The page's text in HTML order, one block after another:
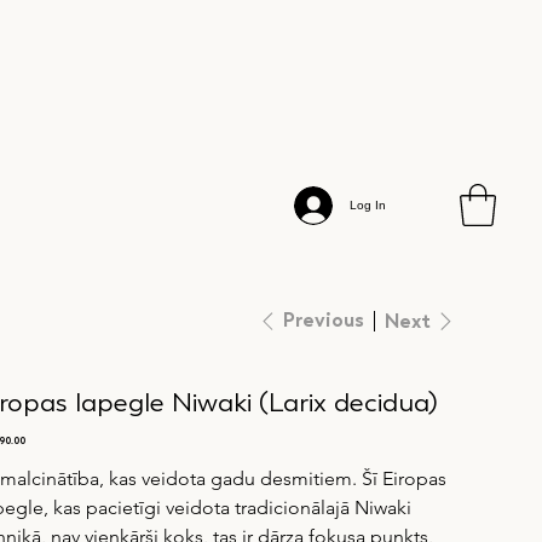
Log In
Previous Next
lapegle Niwaki (Larix decidua)
kas veidota gadu desmitiem. Šī Eiropas
kas pacietīgi veidota tradicionālajā Niwaki
nav vienkārši koks, tas ir dārza fokusa punkts,